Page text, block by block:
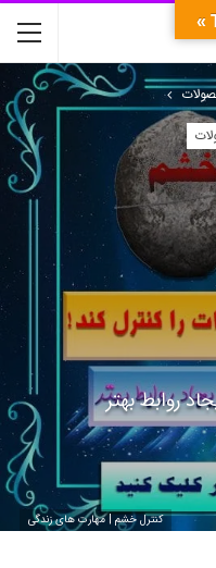
روابط بهتر
کنترل خشم | مهارت های زندگی